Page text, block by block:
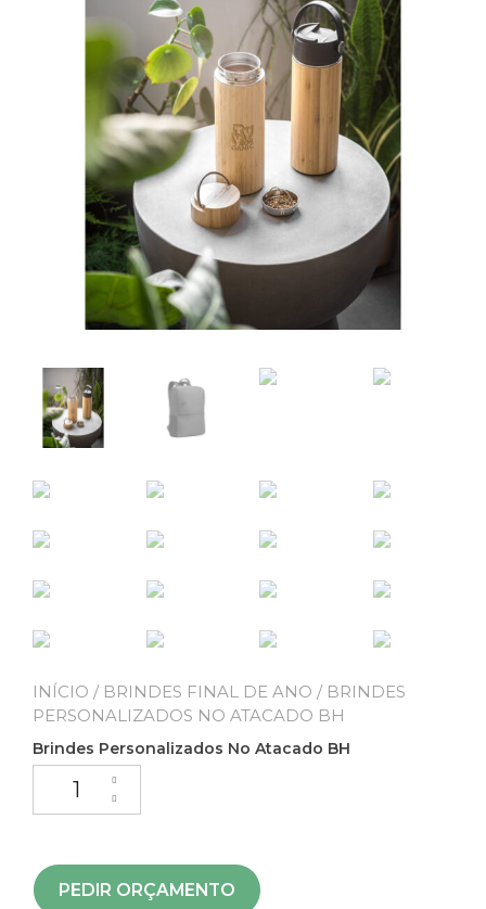
INÍCIO / BRINDES FINAL DE ANO / BRINDES
PERSONALIZADOS NO ATACADO BH
Brindes Personalizados No Atacado BH
PEDIR ORÇAMENTO